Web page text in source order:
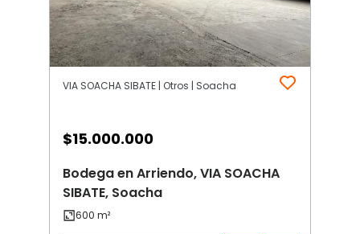
VIA SOACHA SIBATE | Otros | Soacha
$15.000.000
Bodega en Arriendo, VIA SOACHA
SIBATE, Soacha